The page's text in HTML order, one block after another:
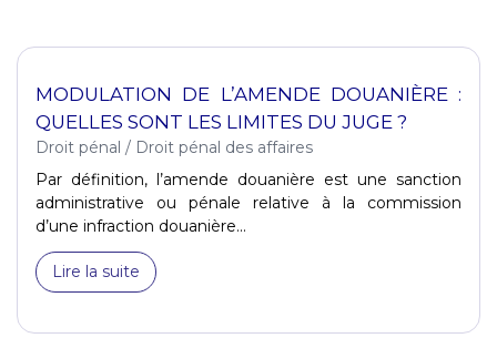
MODULATION DE L’AMENDE DOUANIÈRE :
QUELLES SONT LES LIMITES DU JUGE ?
Droit pénal / Droit pénal des affaires
Par définition, l’amende douanière est une sanction
administrative ou pénale relative à la commission
d’une infraction douanière...
Lire la suite